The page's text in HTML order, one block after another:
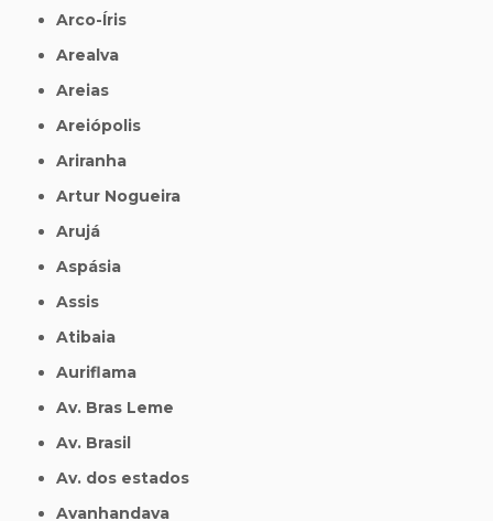
Arco-Íris
Arealva
Areias
Areiópolis
Ariranha
Artur Nogueira
Arujá
Aspásia
Assis
Atibaia
Auriflama
Av. Bras Leme
Av. Brasil
Av. dos estados
Avanhandava